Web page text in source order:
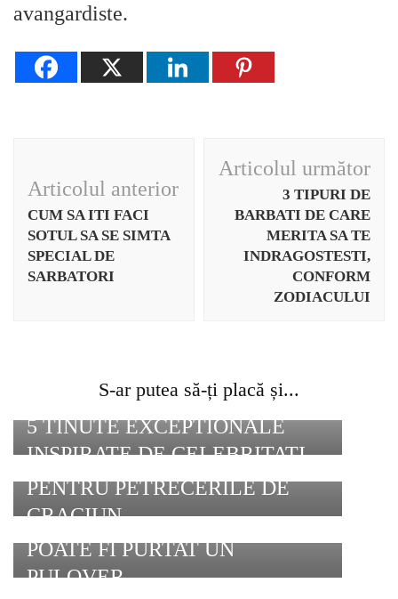
avangardiste.
în
articole
Articolul anterior
CUM SA ITI FACI
SOTUL SA SE SIMTA
SPECIAL DE
SARBATORI
Articolul următor
3 TIPURI DE
BARBATI DE CARE
MERITA SA TE
INDRAGOSTESTI,
CONFORM
ZODIACULUI
S-ar putea să-ți placă și...
5 TINUTE EXCEPTIONALE
INSPIRATE DE CELEBRITATI
CEI MAI IN VOGA PANTOFI
PENTRU PETRECERILE DE
CRACIUN
CINCI MODURI IN CARE
POATE FI PURTAT UN
PULOVER